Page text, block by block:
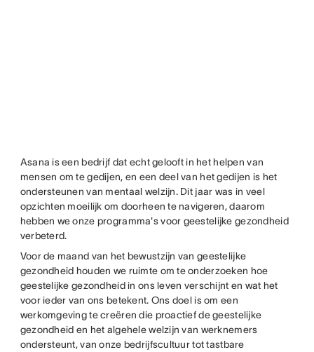
Asana is een bedrijf dat echt gelooft in het helpen van
mensen om te gedijen, en een deel van het gedijen is het
ondersteunen van mentaal welzijn. Dit jaar was in veel
opzichten moeilijk om doorheen te navigeren, daarom
hebben we onze programma's voor geestelijke gezondheid
verbeterd.
Voor de maand van het bewustzijn van geestelijke
gezondheid houden we ruimte om te onderzoeken hoe
geestelijke gezondheid in ons leven verschijnt en wat het
voor ieder van ons betekent. Ons doel is om een
werkomgeving te creëren die proactief de geestelijke
gezondheid en het algehele welzijn van werknemers
ondersteunt, van onze bedrijfscultuur tot tastbare